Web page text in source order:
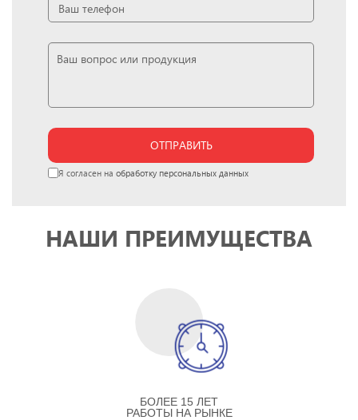
ОТПРАВИТЬ
Я согласен на обработку персональных данных
НАШИ ПРЕИМУЩЕСТВА
БОЛЕЕ 15 ЛЕТ
РАБОТЫ НА РЫНКЕ